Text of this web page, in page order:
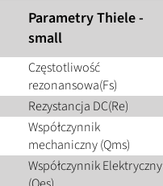
Parametry Thiele -
small
Częstotliwość
rezonansowa(Fs)
Rezystancja DC(Re)
Współczynnik
mechaniczny (Qms)
Współczynnik Elektryczny